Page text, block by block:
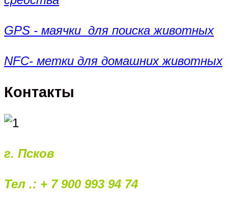
GPS - маячки для поиска животных
NFC- метки для домашних животных
Контакты
г. Псков
Тел .: + 7 900 993 94 74